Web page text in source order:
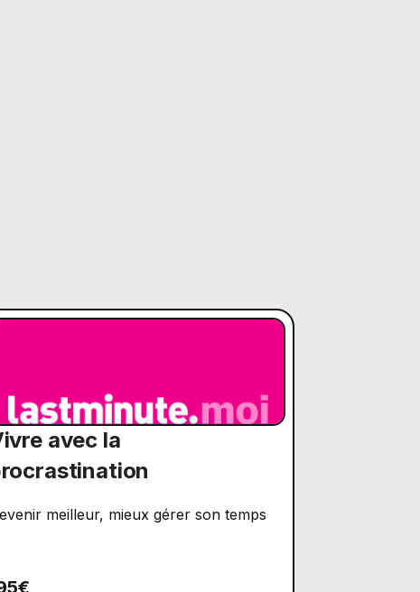
avec la
meilleur, mieux gérer son temps